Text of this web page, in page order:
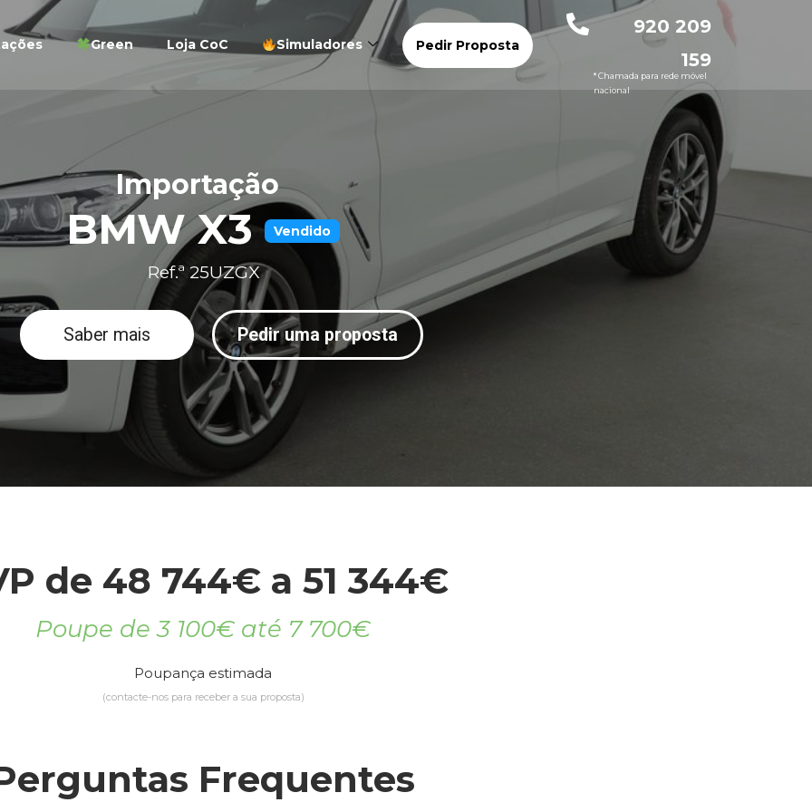
Green Loja CoC Simuladores Pedir Proposta
920 209
159
* Chamada para rede móvel
nacional
Importação
BMW X3 Vendido
Ref.ª 25UZGX
Saber mais Pedir uma proposta
de 48 744€ a 51 344€
Poupe de 3 100€ até 7 700€
Poupança estimada
(contacte-nos para receber a sua proposta)
Frequentes